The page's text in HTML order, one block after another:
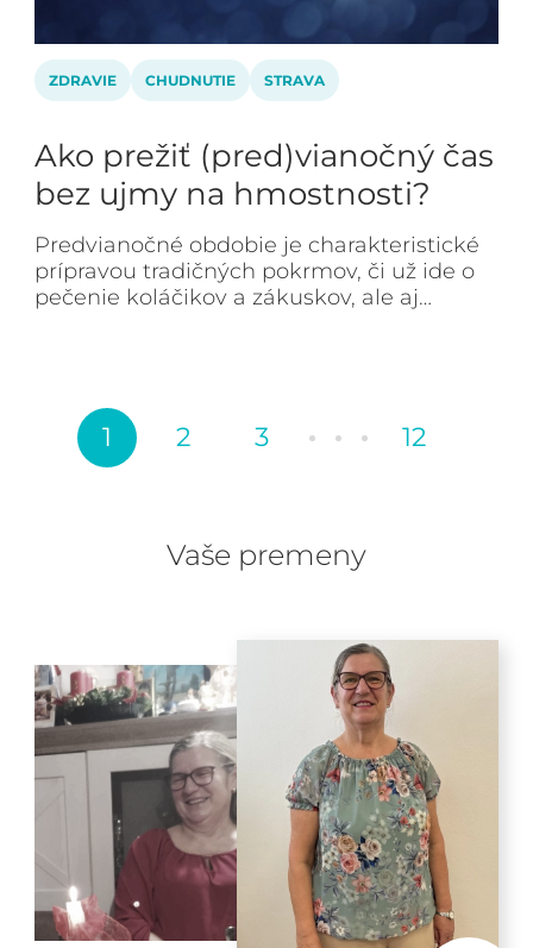
ZDRAVIE CHUDNUTIE STRAVA
Ako prežiť (pred)vianočný čas
bez ujmy na hmostnosti?
Predvianočné obdobie je charakteristické
prípravou tradičných pokrmov, či už ide o
pečenie koláčikov a zákuskov, ale aj…
1 2 3 12
Vaše premeny